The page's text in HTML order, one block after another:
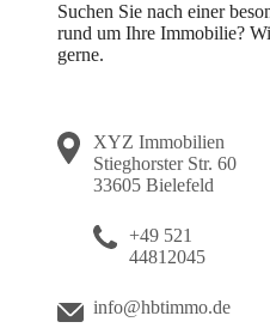
Suchen Sie nach einer
rund um Ihre Immobilie?
gerne.
XYZ Immobilien
Stieghorster Str. 60
33605 Bielefeld
+49 521
44812045
info@hbtimmo.de